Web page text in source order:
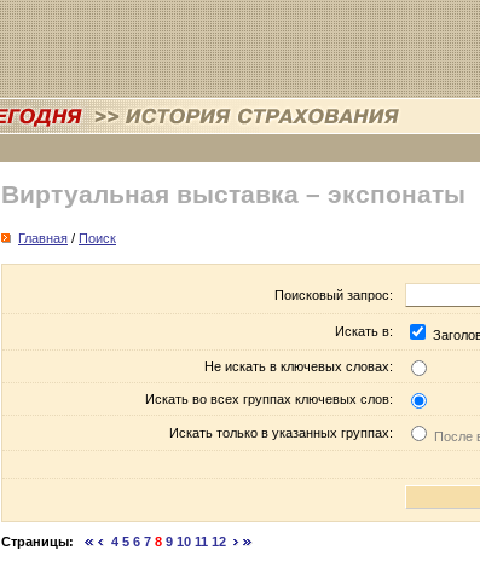
Виртуальная выставка – экспонаты
Главная / Поиск
Поисковый запрос:
Искать в:
Не искать в ключевых словах:
Искать во всех группах ключевых слов:
Искать только в указанных группах: После
Страницы: 4 5 6 7 8 9 10 11 12